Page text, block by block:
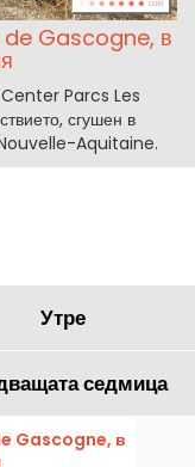
de Gascogne, в
Parcs Les
сгушен в
Aquitaine.
Утре
седмица
Gascogne, в